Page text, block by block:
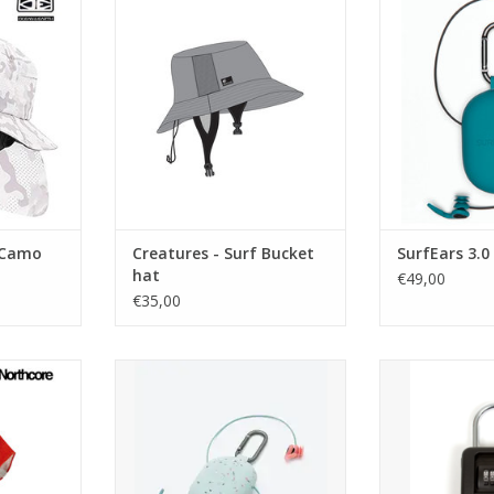
clear
paddling
head
wetsuit
added
for
Creatures - Surf Bucket
hat
€35,00
water buiten
je nog wel
TOEVOEGEN
SurfEars 3.0
€49,00
etc.
wereld.
Blokkeert water. Laat geluid
door. Blijft stevig op zijn plaats.
gewoon je
lock, draai de
plezier
zonder je